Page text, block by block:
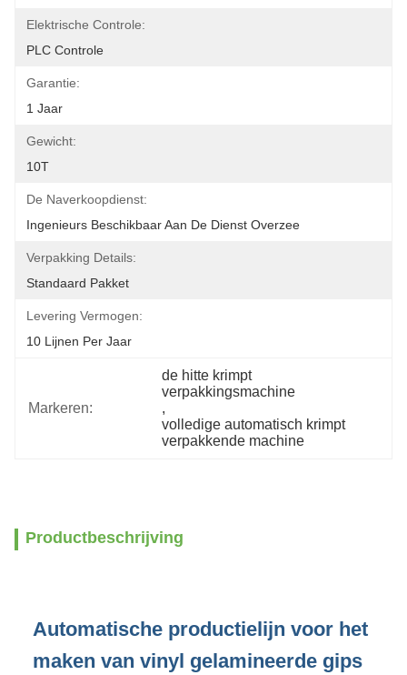
Elektrische Controle:
PLC Controle
Garantie:
1 Jaar
Gewicht:
10T
De Naverkoopdienst:
Ingenieurs Beschikbaar Aan De Dienst Overzee
Verpakking Details:
Standaard Pakket
Levering Vermogen:
10 Lijnen Per Jaar
Markeren:
de hitte krimpt
verpakkingsmachine
,
volledige automatisch krimpt
verpakkende machine
Productbeschrijving
Automatische productielijn voor het
maken van vinyl gelamineerde gips